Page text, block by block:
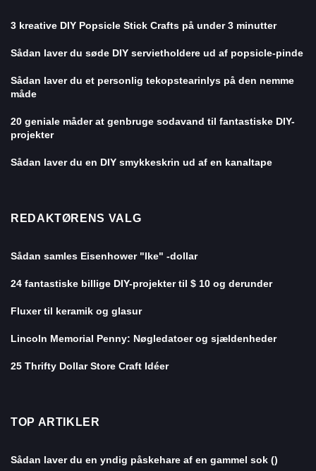
3 kreative DIY Popsicle Stick Crafts på under 3 minutter
Sådan laver du søde DIY servietholdere ud af popsicle-pinde
Sådan laver du et personlig tekopstearinlys på den nemme
måde
20 geniale måder at genbruge sodavand til fantastiske DIY-
projekter
Sådan laver du en DIY smykkeskrin ud af en kanaltape
REDAKTØRENS VALG
Sådan samles Eisenhower "Ike" -dollar
24 fantastiske billige DIY-projekter til $ 10 og derunder
Fluxer til keramik og glasur
Lincoln Memorial Penny: Nøgledatoer og sjældenheder
25 Thrifty Dollar Store Craft Idéer
TOP ARTIKLER
Sådan laver du en yndig påskehare af en gammel sok ()